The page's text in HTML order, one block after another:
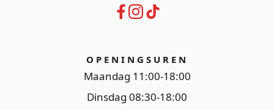
OPENINGSUREN
Maandag 11:00-18:00
Dinsdag 08:30-18:00